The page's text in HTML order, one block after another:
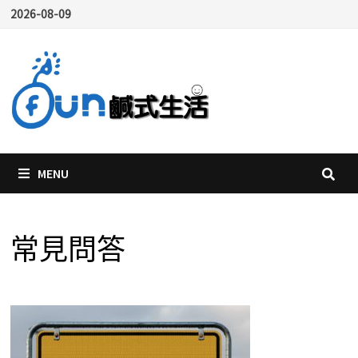
Skip
content
2026-08-09
MENU
常見問答